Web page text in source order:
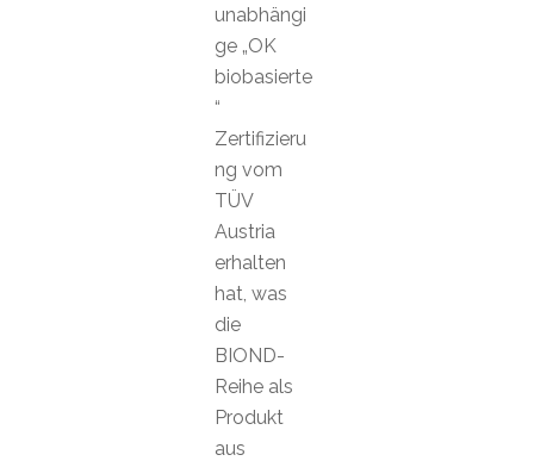
unabhängi
ge „OK
biobasierte
“
Zertifizieru
ng vom
TÜV
Austria
erhalten
hat, was
die
BIOND-
Reihe als
Produkt
aus